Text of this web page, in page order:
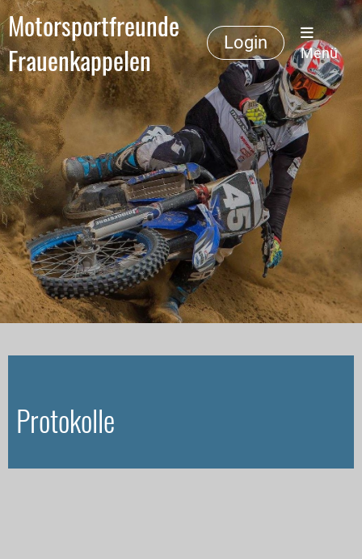
Motorsportfreunde
Frauenkappelen
Login
Menü
Protokolle